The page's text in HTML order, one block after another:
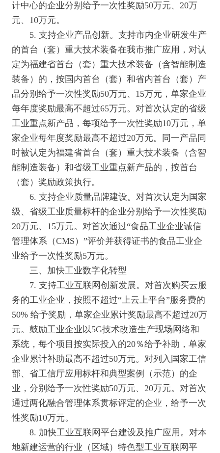
计中心的企业分别给予一次性奖励50万元、20万
元、10万元。
5. 支持企业产品创新。支持市内企业研发生产
的首台（套）重大技术装备在我市推广应用，对认
定为福建省首台（套）重大技术装备（含智能制造
装备）的，按国内首台（套）和省内首台（套）产
品分别给予一次性奖励50万元、15万元，单家企业
每年度奖励最高不超过65万元。对首次认定的省级
工业重点新产品，每项给予一次性奖励10万元，单
家企业每年度奖励最高不超过20万元。同一产品同
时被认定为福建省首台（套）重大技术装备（含智
能制造装备）和省级工业重点新产品的，按首台
（套）奖励政策执行。
6. 支持企业质量品牌建设。对首次认定为国家
级、省级工业质量标杆的企业分别给予一次性奖励
20万元、15万元。对首次通过“食品工业企业诚信
管理体系（CMS）”评价并获得证书的食品工业企
业给予一次性奖励5万元。
三、加快工业数字化转型
7. 支持工业互联网创新发展。对首次购买云服
务的工业企业，按照不超过“上云上平台”服务费的
50% 给予奖励，单家企业累计奖励最高不超过20万
元。鼓励工业企业以5G技术改造生产现场网络和
系统，每个项目按实际投入的20％给予补助，单家
企业累计补助最高不超过50万元。对列入国家工信
部、省工信厅应用标杆和典型案例（示范）的企
业，分别给予一次性奖励50万元、20万元。对首次
通过两化融合管理体系贯标评定的企业，给予一次
性奖励10万元。
8. 加快工业互联网平台建设及推广应用。对本
地新建运营的行业（区域）特色型工业互联网平